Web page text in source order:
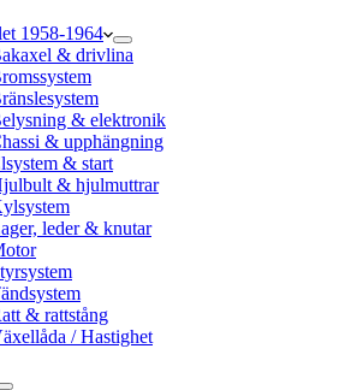
1958-1964
& drivlina
& elektronik
& upphängning
& start
& hjulmuttrar
leder & knutar
& rattstång
/ Hastighet